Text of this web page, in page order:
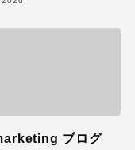
ブログ